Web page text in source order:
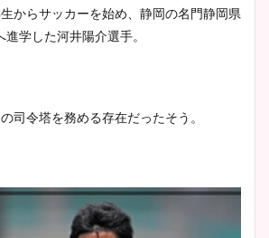
からサッカーを始め、静岡の名門静岡県
学した河井陽介選手。
司令塔を務める存在だったそう。